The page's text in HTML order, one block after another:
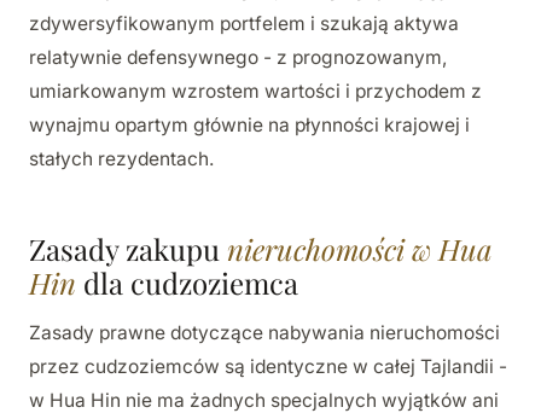
zdywersyfikowanym portfelem i szukają aktywa
relatywnie defensywnego - z prognozowanym,
umiarkowanym wzrostem wartości i przychodem z
wynajmu opartym głównie na płynności krajowej i
stałych rezydentach.
Zasady zakupu nieruchomości w Hua
Hin dla cudzoziemca
Zasady prawne dotyczące nabywania nieruchomości
przez cudzoziemców są identyczne w całej Tajlandii -
w Hua Hin nie ma żadnych specjalnych wyjątków ani